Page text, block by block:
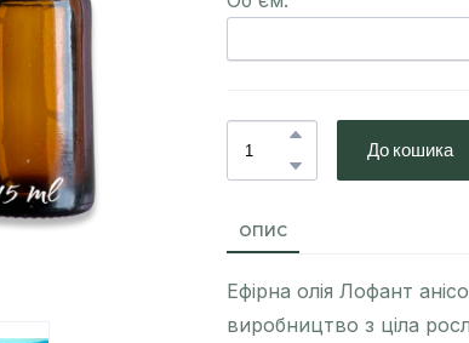
До кошика
ОПИС
Ефірна олія Лофант
виробництво з ціла